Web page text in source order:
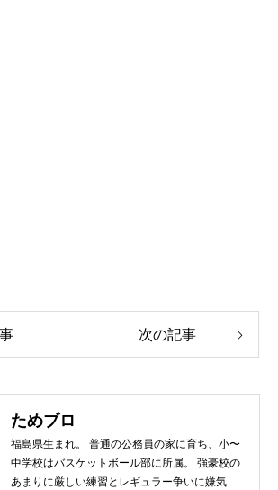
次の記事
ためブロ
福島県生まれ。 普通の公務員の家に育ち、小〜
中学校はバスケットボール部に所属。 強豪校の
あまりに厳しい練習とレギュラー争いに嫌気が